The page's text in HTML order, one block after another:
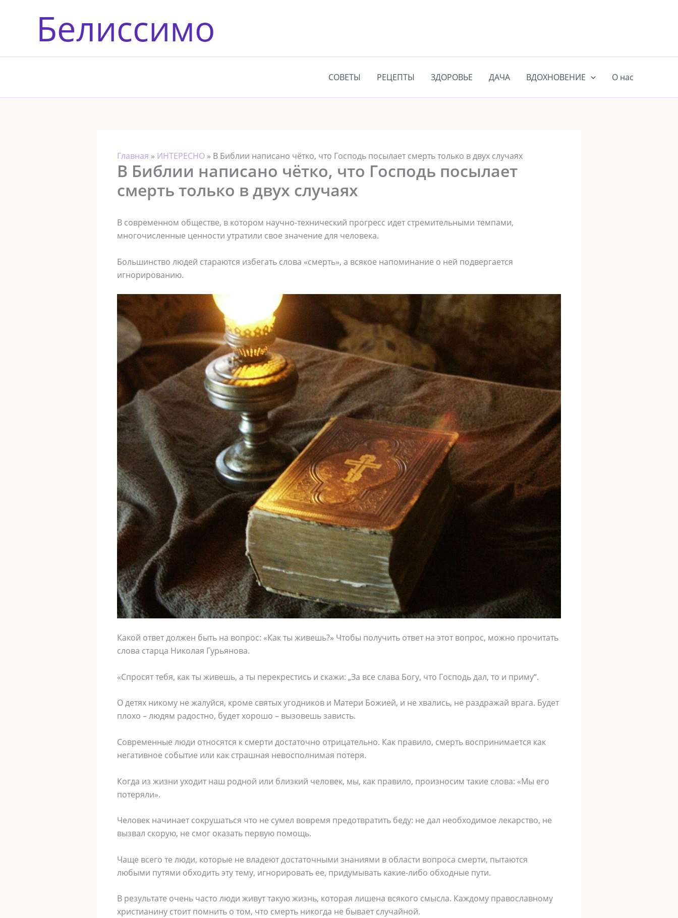
содержимомуБелиссимо
СОВЕТЫ РЕЦЕПТЫ ЗДОРОВЬЕ ДАЧА ВДОХНОВЕНИЕ О нас
Главная » ИНТЕРЕСНО » В Библии написано чётко, что Господь посылает смерть только в двух случаях
В Библии написано чётко, что Господь посылает
смерть только в двух случаях
В современном обществе, в котором научно-технический прогресс идет стремительными темпами,
многочисленные ценности утратили свое значение для человека.
Большинство людей стараются избегать слова «смерть», а всякое напоминание о ней подвергается
игнорированию.
Какой ответ должен быть на вопрос: «Как ты живешь?» Чтобы получить ответ на этот вопрос, можно прочитать
слова старца Николая Гурьянова.
«Спросят тебя, как ты живешь, а ты перекрестись и скажи: „За все слава Богу, что Господь дал, то и приму“.
О детях никому не жалуйся, кроме святых угодников и Матери Божией, и не хвались, не раздражай врага. Будет
плохо – людям радостно, будет хорошо – вызовешь зависть.
Современные люди относятся к смерти достаточно отрицательно. Как правило, смерть воспринимается как
негативное событие или как страшная невосполнимая потеря.
Когда из жизни уходит наш родной или близкий человек, мы, как правило, произносим такие слова: «Мы его
потеряли».
Человек начинает сокрушаться что не сумел вовремя предотвратить беду: не дал необходимое лекарство, не
вызвал скорую, не смог оказать первую помощь.
Чаще всего те люди, которые не владеют достаточными знаниями в области вопроса смерти, пытаются
любыми путями обходить эту тему, игнорировать ее, придумывать какие-либо обходные пути.
В результате очень часто люди живут такую жизнь, которая лишена всякого смысла. Каждому православному
христианину стоит помнить о том, что смерть никогда не бывает случайной.